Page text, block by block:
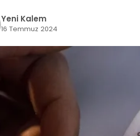
Yeni Kalem
16 Temmuz 2024